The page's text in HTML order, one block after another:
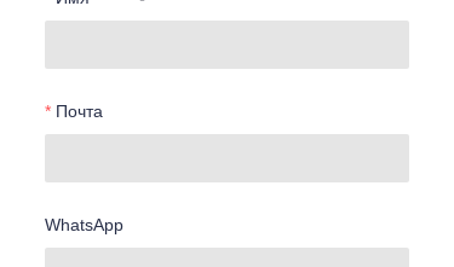
Почта
WhatsApp